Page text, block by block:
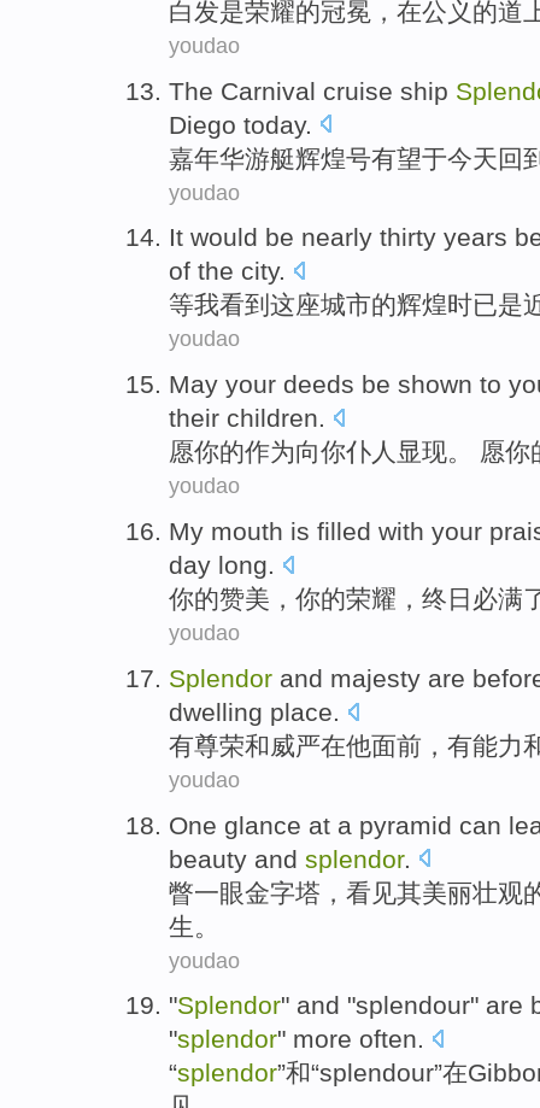
白发是荣耀的冠冕 ， 在公 义 的道
youdao
The Carnival cruise ship
Diego today.
嘉年华游艇辉煌号有望于今天回
youdao
It would be nearly thirty years
of the city.
等我看到 这座城市的辉煌时已是
youdao
May your deeds be shown to
their children.
愿你的作为向你仆人 显现。 愿你
youdao
My mouth is filled with your
day long.
你的赞美 ，你的荣耀 ，终日必满
youdao
Splendor and majesty are
dwelling place.
有尊荣和威严在他面前 ， 有能力
youdao
One glance at a pyramid can
beauty and splendor.
瞥一眼金字塔 ，看见其美丽壮观
生 。
youdao
"Splendor" and "splendour" are
"splendor" more often.
“splendor”和“splendour”在